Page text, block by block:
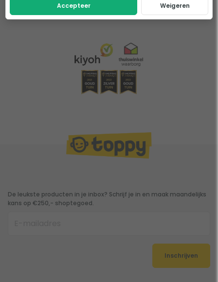
De leukste producten in je inbox? Schrijf je in en maak maandelijks
kans op €250,- shoptegoed.
Inschrijven
Accepteer Weigeren